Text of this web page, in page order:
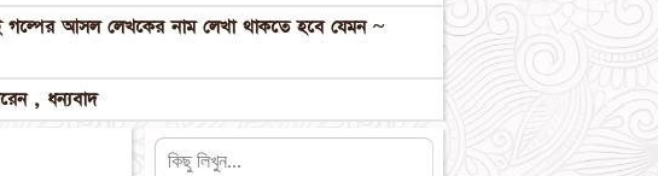
গল্পের আসল লেখকের নাম লেখা থাকতে হবে যেমন ~
, ধন্যবাদ